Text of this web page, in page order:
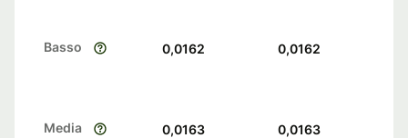
Basso 0,0162 0,0162
Media 0,0163 0,0163